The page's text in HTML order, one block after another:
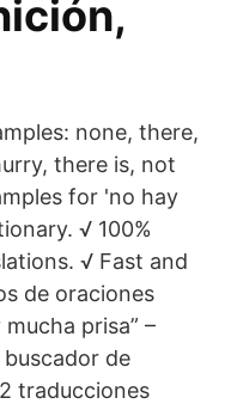
none, there,
there is, not
for 'no hay
√ 100%
√ Fast and
de oraciones
prisa” –
de
traducciones